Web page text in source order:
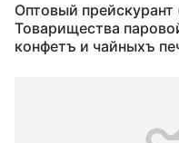
Оптовый
Товарищества
конфетъ и чайныхъ